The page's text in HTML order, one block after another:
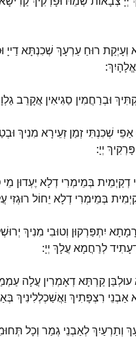
רוּחַ עַרְעָךְ שְׁכִנְתָּא דַייָ
וּבְרַחֲמִין סַגִיאִין אֲקָרֵב
אַפֵי שְׁכִנְתִּי זְמַן זְעֵירָא מִנִיךְ
יְיָ:
בְּמֵימְרִי דְלָא יֶעְדוּן מֵי
בְּמֵימְרִי דְלָא יֵחוֹל רוּגְזִי
יִתְפַּרְקוּן וְטוּבִי מִנִיךְ
לְרַחֲמָא עֲלָךְ יְיָ:
קַרְתָּא דְאָמְרִין עֲלָה
רִצְפָּתִיךְ וַאֲשַׁכְלְלִינִיךְ
וְתַרְעַיִךְ לְאַבְנֵי גְמַר וְכָל